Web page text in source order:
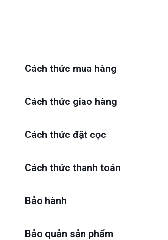
Cách thức mua hàng
Cách thức giao hàng
Cách thức đặt cọc
Cách thức thanh toán
Bảo hành
Bảo quản sản phẩm